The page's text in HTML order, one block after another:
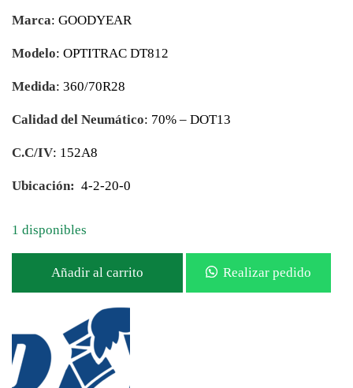
Marca: GOODYEAR
Modelo: OPTITRAC DT812
Medida: 360/70R28
Calidad del Neumático: 70% – DOT13
C.C/IV: 152A8
Ubicación: 4-2-20-0
1 disponibles
Añadir al carrito Realizar pedido